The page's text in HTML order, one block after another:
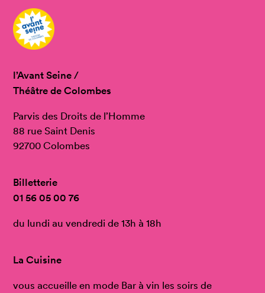
l’Avant Seine /
Théâtre de Colombes
Parvis des Droits de l’Homme
88 rue Saint Denis
92700 Colombes
Billetterie
01 56 05 00 76
du lundi au vendredi de 13h à 18h
La Cuisine
vous accueille en mode Bar à vin les soirs de